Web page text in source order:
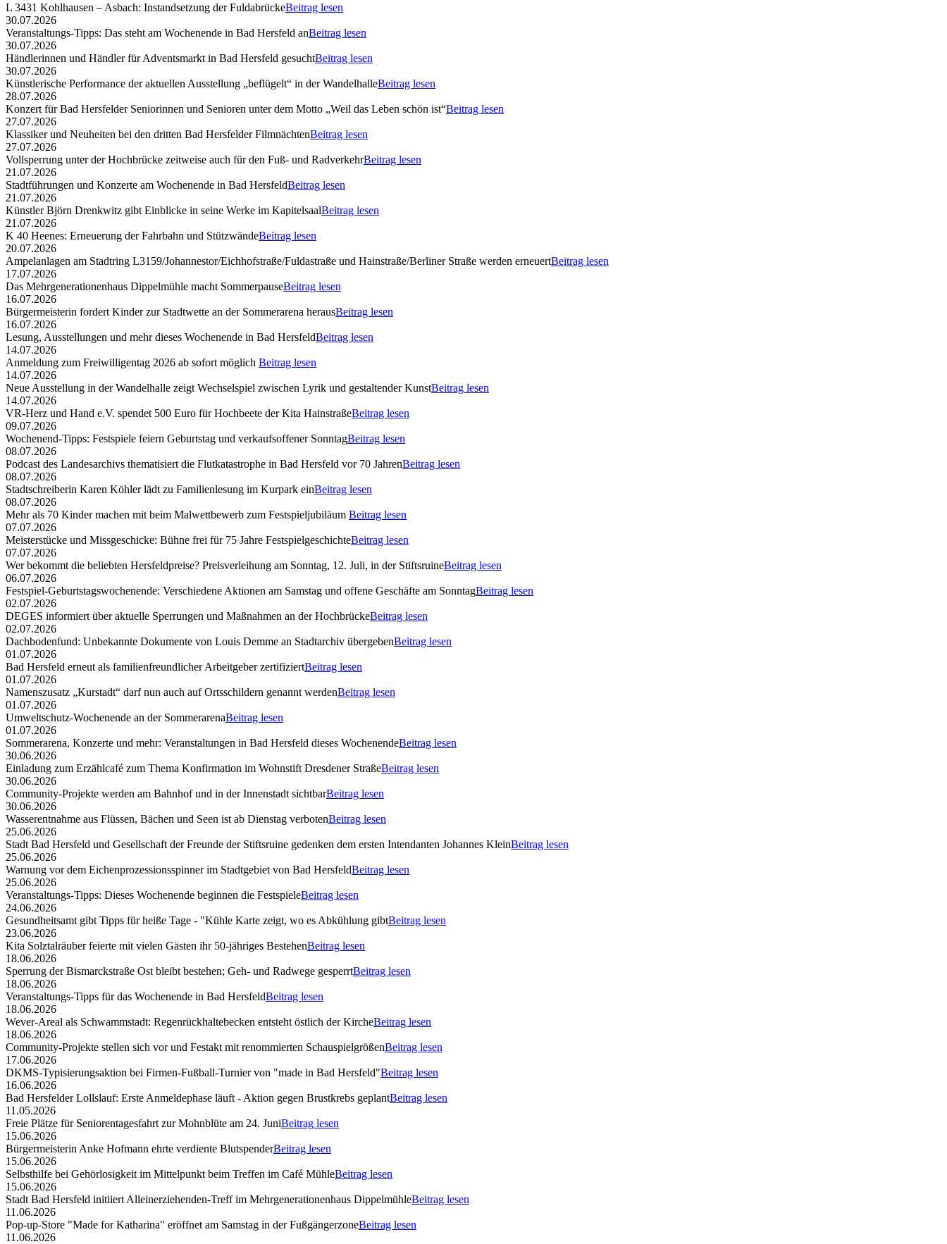
L 3431 Kohlhausen – Asbach: Instandsetzung der FuldabrückeBeitrag lesen
30.07.2026
Veranstaltungs-Tipps: Das steht am Wochenende in Bad Hersfeld anBeitrag lesen
30.07.2026
Händlerinnen und Händler für Adventsmarkt in Bad Hersfeld gesuchtBeitrag lesen
30.07.2026
Künstlerische Performance der aktuellen Ausstellung „beflügelt“ in der WandelhalleBeitrag lesen
28.07.2026
Konzert für Bad Hersfelder Seniorinnen und Senioren unter dem Motto „Weil das Leben schön ist“Beitrag lesen
27.07.2026
Klassiker und Neuheiten bei den dritten Bad Hersfelder FilmnächtenBeitrag lesen
27.07.2026
Vollsperrung unter der Hochbrücke zeitweise auch für den Fuß- und RadverkehrBeitrag lesen
21.07.2026
Stadtführungen und Konzerte am Wochenende in Bad HersfeldBeitrag lesen
21.07.2026
Künstler Björn Drenkwitz gibt Einblicke in seine Werke im KapitelsaalBeitrag lesen
21.07.2026
K 40 Heenes: Erneuerung der Fahrbahn und StützwändeBeitrag lesen
20.07.2026
Ampelanlagen am Stadtring L3159/Johannestor/Eichhofstraße/Fuldastraße und Hainstraße/Berliner Straße werden erneuertBeitrag lesen
17.07.2026
Das Mehrgenerationenhaus Dippelmühle macht SommerpauseBeitrag lesen
16.07.2026
Bürgermeisterin fordert Kinder zur Stadtwette an der Sommerarena herausBeitrag lesen
16.07.2026
Lesung, Ausstellungen und mehr dieses Wochenende in Bad HersfeldBeitrag lesen
14.07.2026
Anmeldung zum Freiwilligentag 2026 ab sofort möglich Beitrag lesen
14.07.2026
Neue Ausstellung in der Wandelhalle zeigt Wechselspiel zwischen Lyrik und gestaltender KunstBeitrag lesen
14.07.2026
VR-Herz und Hand e.V. spendet 500 Euro für Hochbeete der Kita HainstraßeBeitrag lesen
09.07.2026
Wochenend-Tipps: Festspiele feiern Geburtstag und verkaufsoffener SonntagBeitrag lesen
08.07.2026
Podcast des Landesarchivs thematisiert die Flutkatastrophe in Bad Hersfeld vor 70 JahrenBeitrag lesen
08.07.2026
Stadtschreiberin Karen Köhler lädt zu Familienlesung im Kurpark einBeitrag lesen
08.07.2026
Mehr als 70 Kinder machen mit beim Malwettbewerb zum Festspieljubiläum Beitrag lesen
07.07.2026
Meisterstücke und Missgeschicke: Bühne frei für 75 Jahre FestspielgeschichteBeitrag lesen
07.07.2026
Wer bekommt die beliebten Hersfeldpreise? Preisverleihung am Sonntag, 12. Juli, in der StiftsruineBeitrag lesen
06.07.2026
Festspiel-Geburtstagswochenende: Verschiedene Aktionen am Samstag und offene Geschäfte am SonntagBeitrag lesen
02.07.2026
DEGES informiert über aktuelle Sperrungen und Maßnahmen an der HochbrückeBeitrag lesen
02.07.2026
Dachbodenfund: Unbekannte Dokumente von Louis Demme an Stadtarchiv übergebenBeitrag lesen
01.07.2026
Bad Hersfeld erneut als familienfreundlicher Arbeitgeber zertifiziertBeitrag lesen
01.07.2026
Namenszusatz „Kurstadt“ darf nun auch auf Ortsschildern genannt werdenBeitrag lesen
01.07.2026
Umweltschutz-Wochenende an der SommerarenaBeitrag lesen
01.07.2026
Sommerarena, Konzerte und mehr: Veranstaltungen in Bad Hersfeld dieses WochenendeBeitrag lesen
30.06.2026
Einladung zum Erzählcafé zum Thema Konfirmation im Wohnstift Dresdener StraßeBeitrag lesen
30.06.2026
Community-Projekte werden am Bahnhof und in der Innenstadt sichtbarBeitrag lesen
30.06.2026
Wasserentnahme aus Flüssen, Bächen und Seen ist ab Dienstag verbotenBeitrag lesen
25.06.2026
Stadt Bad Hersfeld und Gesellschaft der Freunde der Stiftsruine gedenken dem ersten Intendanten Johannes KleinBeitrag lesen
25.06.2026
Warnung vor dem Eichenprozessionsspinner im Stadtgebiet von Bad HersfeldBeitrag lesen
25.06.2026
Veranstaltungs-Tipps: Dieses Wochenende beginnen die FestspieleBeitrag lesen
24.06.2026
Gesundheitsamt gibt Tipps für heiße Tage - "Kühle Karte zeigt, wo es Abkühlung gibtBeitrag lesen
23.06.2026
Kita Solztalräuber feierte mit vielen Gästen ihr 50-jähriges BestehenBeitrag lesen
18.06.2026
Sperrung der Bismarckstraße Ost bleibt bestehen; Geh- und Radwege gesperrtBeitrag lesen
18.06.2026
Veranstaltungs-Tipps für das Wochenende in Bad HersfeldBeitrag lesen
18.06.2026
Wever-Areal als Schwammstadt: Regenrückhaltebecken entsteht östlich der KircheBeitrag lesen
18.06.2026
Community-Projekte stellen sich vor und Festakt mit renommierten SchauspielgrößenBeitrag lesen
17.06.2026
DKMS-Typisierungsaktion bei Firmen-Fußball-Turnier von "made in Bad Hersfeld"Beitrag lesen
16.06.2026
Bad Hersfelder Lollslauf: Erste Anmeldephase läuft - Aktion gegen Brustkrebs geplantBeitrag lesen
11.05.2026
Freie Plätze für Seniorentagesfahrt zur Mohnblüte am 24. JuniBeitrag lesen
15.06.2026
Bürgermeisterin Anke Hofmann ehrte verdiente BlutspenderBeitrag lesen
15.06.2026
Selbsthilfe bei Gehörlosigkeit im Mittelpunkt beim Treffen im Café MühleBeitrag lesen
15.06.2026
Stadt Bad Hersfeld initiiert Alleinerziehenden-Treff im Mehrgenerationenhaus DippelmühleBeitrag lesen
11.06.2026
Pop-up-Store "Made for Katharina" eröffnet am Samstag in der FußgängerzoneBeitrag lesen
11.06.2026